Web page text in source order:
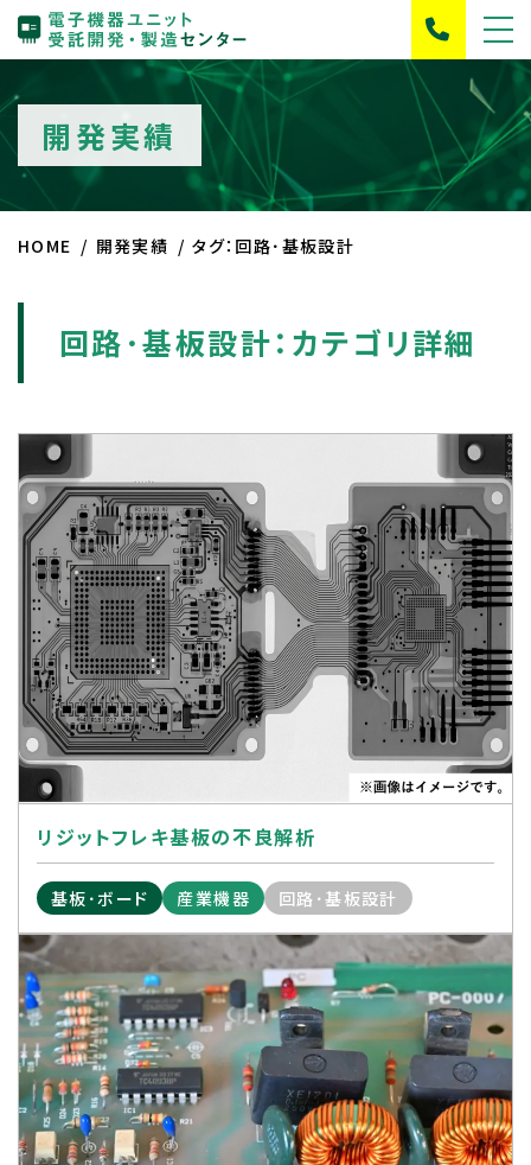
開発実績
HOME 開発実績 タグ：回路･基板設計
回路･基板設計：カテゴリ詳細
リジットフレキ基板の不良解析
基板･ボード 産業機器 回路･基板設計